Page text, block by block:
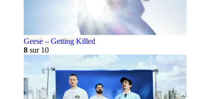
Geese – Getting Killed
8 sur 10